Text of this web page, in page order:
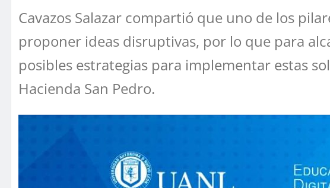
Cavazos Salazar compartió que uno de los
proponer ideas disruptivas, por lo que para
posibles estrategias para implementar estas
Hacienda San Pedro.